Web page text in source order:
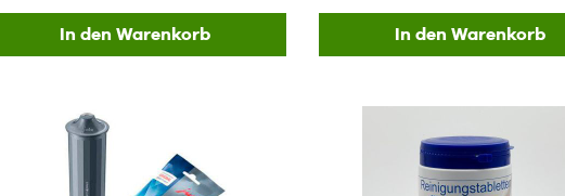
In den Warenkorb In den Warenkorb